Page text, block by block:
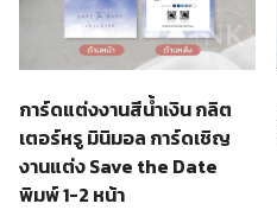
การ์ดแต่งงานสีน้ำเงิน กลิต
เตอร์หรู มินิมอล การ์ดเชิญ
งานแต่ง Save the Date
พิมพ์ 1-2 หน้า